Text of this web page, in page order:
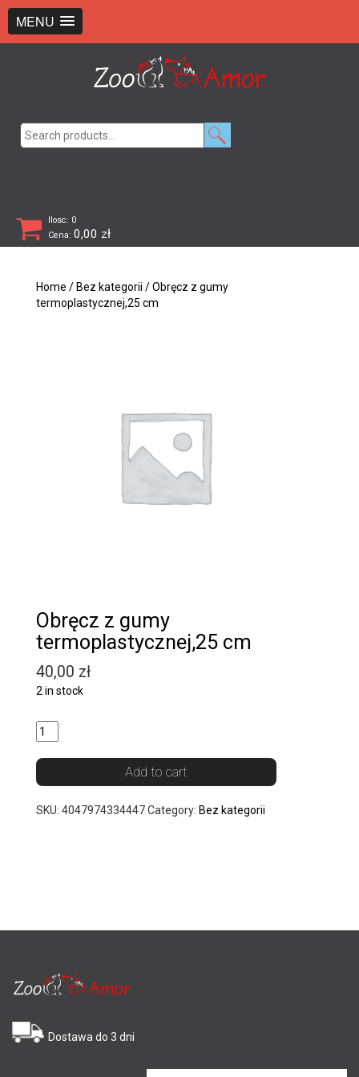
MENU
Ilosc: 0
Cena: 0,00 zł
Home / Bez kategorii / Obręcz z gumy
termoplastycznej,25 cm
Obręcz z gumy
termoplastycznej,25 cm
40,00 zł
2 in stock
Add to cart
SKU: 4047974334447Category: Bez kategorii
Dostawa do 3 dni